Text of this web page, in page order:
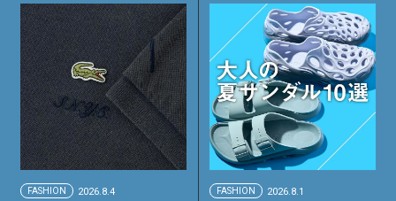
FASHION 2026.8.4 FASHION 2026.8.1